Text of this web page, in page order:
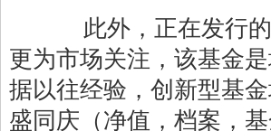
此外，正在发行的
更为市场关注，该基金
据以往经验，创新型基
盛同庆（净值，档案，